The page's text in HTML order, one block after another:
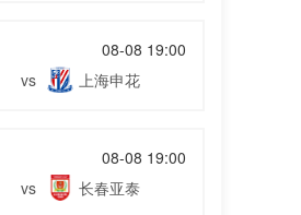
队 全场录像
08-08 19:00
vs 上海申花
08-08 19:00
vs 长春亚泰